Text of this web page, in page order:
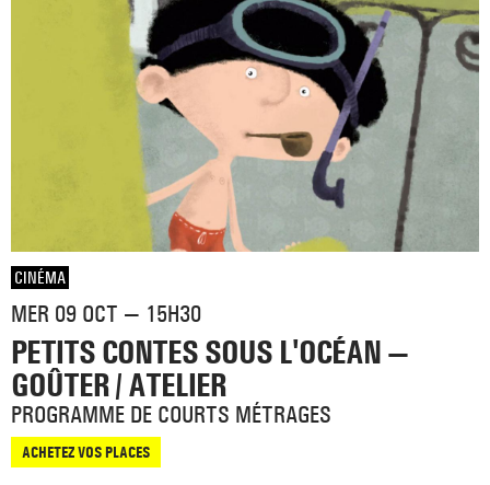
CINÉMA
MER 09 OCT — 15H30
PETITS CONTES SOUS L'OCÉAN —
GOÛTER / ATELIER
PROGRAMME DE COURTS MÉTRAGES
ACHETEZ VOS PLACES